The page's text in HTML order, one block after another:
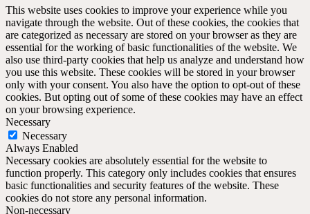
This website uses cookies to improve your experience while you
navigate through the website. Out of these cookies, the cookies that
are categorized as necessary are stored on your browser as they are
essential for the working of basic functionalities of the website. We
also use third-party cookies that help us analyze and understand how
you use this website. These cookies will be stored in your browser
only with your consent. You also have the option to opt-out of these
cookies. But opting out of some of these cookies may have an effect
on your browsing experience.
Necessary
Necessary
Always Enabled
Necessary cookies are absolutely essential for the website to
function properly. This category only includes cookies that ensures
basic functionalities and security features of the website. These
cookies do not store any personal information.
Non-necessary